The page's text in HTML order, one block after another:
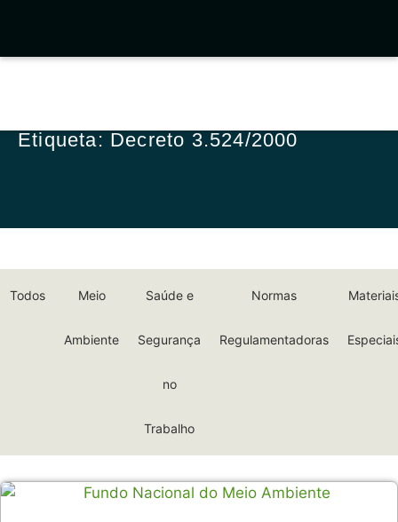
Etiqueta: Decreto 3.524/2000
Todos Meio
Ambiente
Saúde e
Segurança
no
Trabalho
Normas
Regulamentadoras